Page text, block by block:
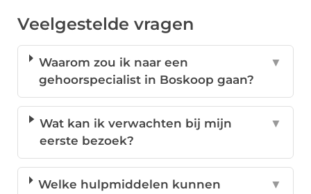
Veelgestelde vragen
Waarom zou ik naar een
gehoorspecialist in Boskoop gaan?
▼
Wat kan ik verwachten bij mijn
eerste bezoek?
▼
Welke hulpmiddelen kunnen
▼